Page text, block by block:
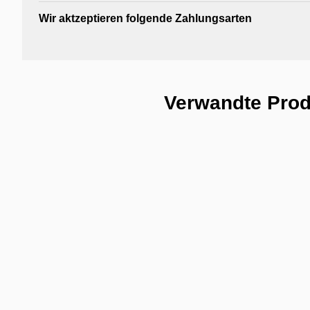
Wir aktzeptieren folgende Zahlungsarten
Verwandte